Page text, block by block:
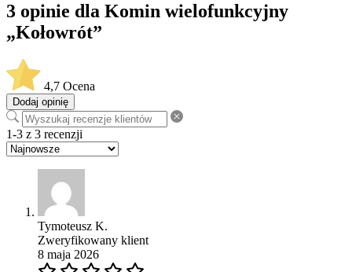
3 opinie dla Komin wielofunkcyjny
„Kołowrót”
4,7 Ocena
Dodaj opinię
1-3 z 3 recenzji
Tymoteusz K.
Zweryfikowany klient
8 maja 2026